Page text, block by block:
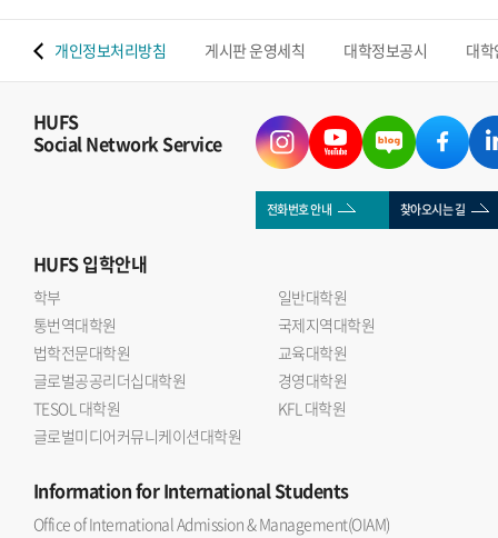
개인정보처리방침 게시판 운영세칙 대학정보공시 대
HUFS
Social Network Service
전화번호 안내 찾아오시는 길
HUFS입학안내
학부
일반대학원
통번역대학원
국제지역대학원
법학전문대학원
교육대학원
글로벌공공리더십대학원
경영대학원
TESOL 대학원
KFL 대학원
글로벌미디어커뮤니케이션대학원
Informationfor International Students
Office of International Admission & Management(OIAM)